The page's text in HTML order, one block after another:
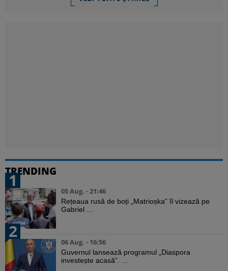
TRENDING
1
05 Aug. - 21:46
Rețeaua rusă de boți „Matrioșka” îl vizează pe
Gabriel ...
2
06 Aug. - 16:56
Guvernul lansează programul „Diaspora
investește acasă”. ...